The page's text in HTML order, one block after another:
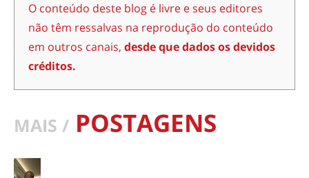
O conteúdo deste blog é livre e seus editores
não têm ressalvas na reprodução do conteúdo
em outros canais, desde que dados os devidos
créditos.
MAIS / POSTAGENS